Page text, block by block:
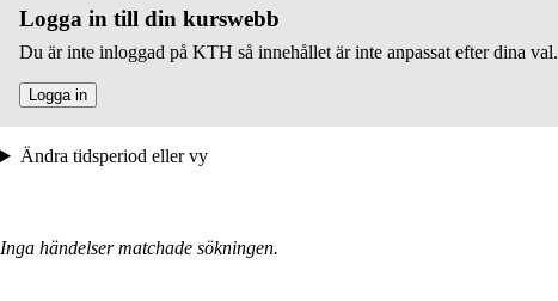
Logga in till din kurswebb
Du är inte inloggad på KTH så innehållet är inte anpassat efter dina val.
Logga in
Ändra tidsperiod eller vy
Inga händelser matchade sökningen.